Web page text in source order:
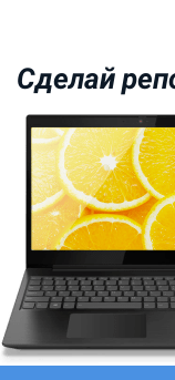
Сделай